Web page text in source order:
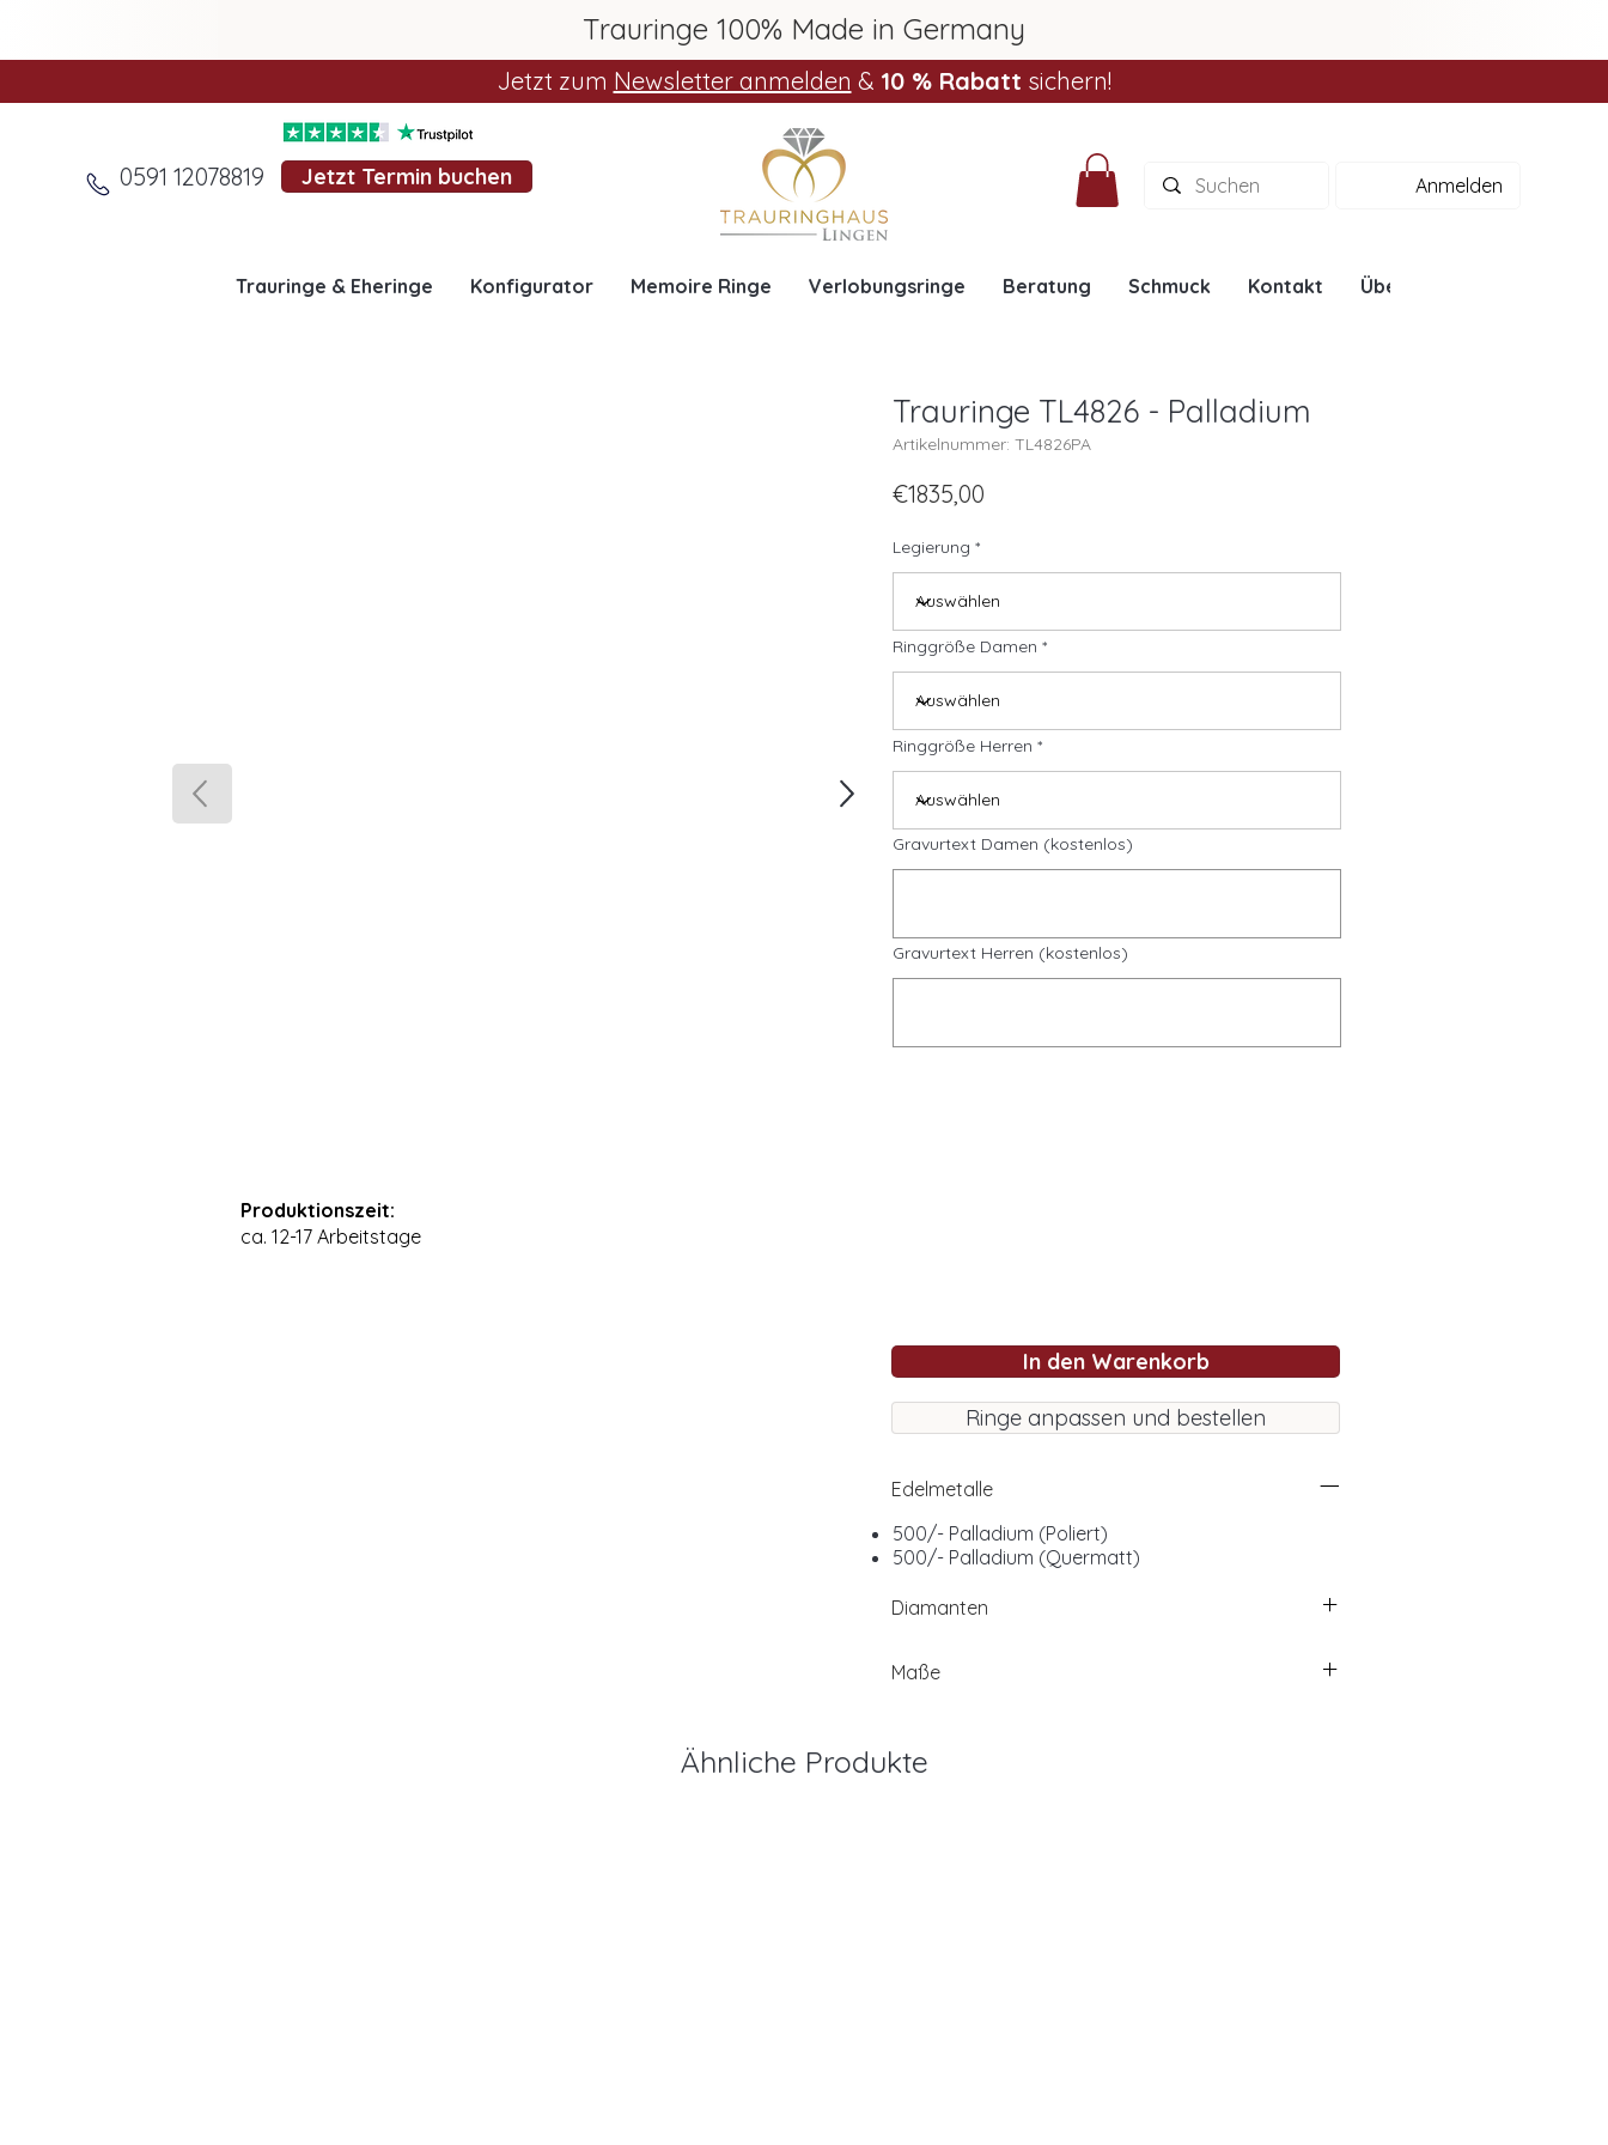
Trauringe 100% Made in Germany
Jetzt zum Newsletter anmelden & 10 % Rabatt sichern!
0591 12078819 Jetzt Termin buchen Anmelden
Trauringe & Eheringe Konfigurator Memoire Ringe Verlobungsringe Beratung Schmuck Kontakt Über uns
Produktionszeit:
ca. 12-17 Arbeitstage
Trauringe TL4826 - Palladium
Artikelnummer: TL4826PA
€1835,00
Legierung
Ringgröße Damen
Ringgröße Herren
Gravurtext Damen (kostenlos)
Gravurtext Herren (kostenlos)
In den Warenkorb
Ringe anpassen und bestellen
Edelmetalle
500/- Palladium (Poliert)
500/- Palladium (Quermatt)
Diamanten
Maße
Ähnliche Produkte